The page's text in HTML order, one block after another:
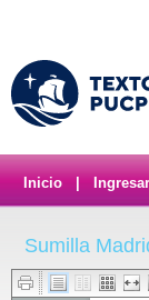
Inicio Ingresar
Sumilla